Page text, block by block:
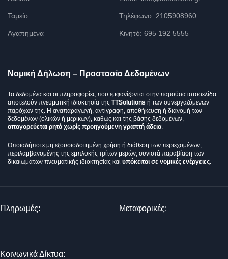
Ταμείο
Αγαπημένα
Τηλέφωνο: 2105908960
Κινητό: 695 192 5555
Νομική Δήλωση – Προστασία Δεδομένων
Τα δεδομένα και οι πληροφορίες που εμφανίζονται στην παρούσα ιστοσελίδα
αποτελούν πνευματική ιδιοκτησία της TTSolutions ή των συνεργαζόμενων
παρόχων της. Η αναπαραγωγή, αντιγραφή, αποθήκευση ή διανομή των
δεδομένων (ολικών ή μερικών), καθώς και της βάσης δεδομένων,
απαγορεύεται ρητά χωρίς προηγούμενη γραπτή άδεια.
Οποιαδήποτε μη εξουσιοδοτημένη χρήση ή διάθεση των περιεχομένων,
περιλαμβανομένης της εμπλοκής τρίτων μερών, συνιστά παραβίαση των
δικαιωμάτων πνευματικής ιδιοκτησίας και υπόκειται σε νομικές ενέργειες.
Πληρωμές: Μεταφορικές:
Κοινωνικά Δίκτυα: